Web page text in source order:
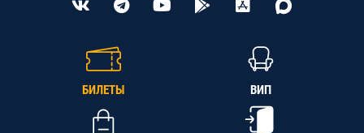
БИЛЕТЫ ВИП